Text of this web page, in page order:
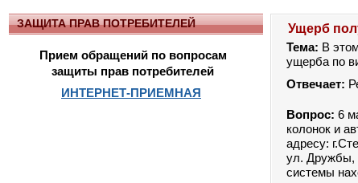
ЗАЩИТА ПРАВ ПОТРЕБИТЕЛЕЙ
Прием обращений по вопросам
защиты прав потребителей
ИНТЕРНЕТ-ПРИЕМНАЯ
Ущерб
Тема: В
ущерба по
Отвечает:
Вопрос: 6
колонок и
адресу:
ул. Дружбы,
системы